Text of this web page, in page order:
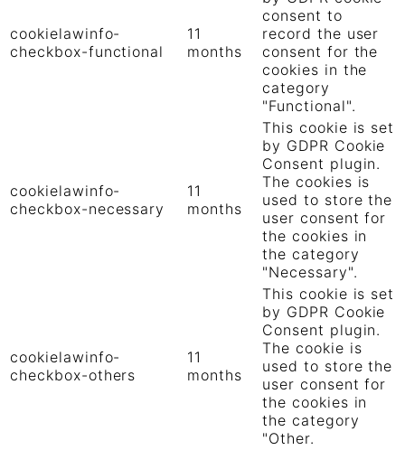
cookielawinfo-
checkbox-functional
11
months
consent to
record the user
consent for the
cookies in the
category
"Functional".
cookielawinfo-
checkbox-necessary
11
months
This cookie is set
by GDPR Cookie
Consent plugin.
The cookies is
used to store the
user consent for
the cookies in
the category
"Necessary".
cookielawinfo-
checkbox-others
11
months
This cookie is set
by GDPR Cookie
Consent plugin.
The cookie is
used to store the
user consent for
the cookies in
the category
"Other.